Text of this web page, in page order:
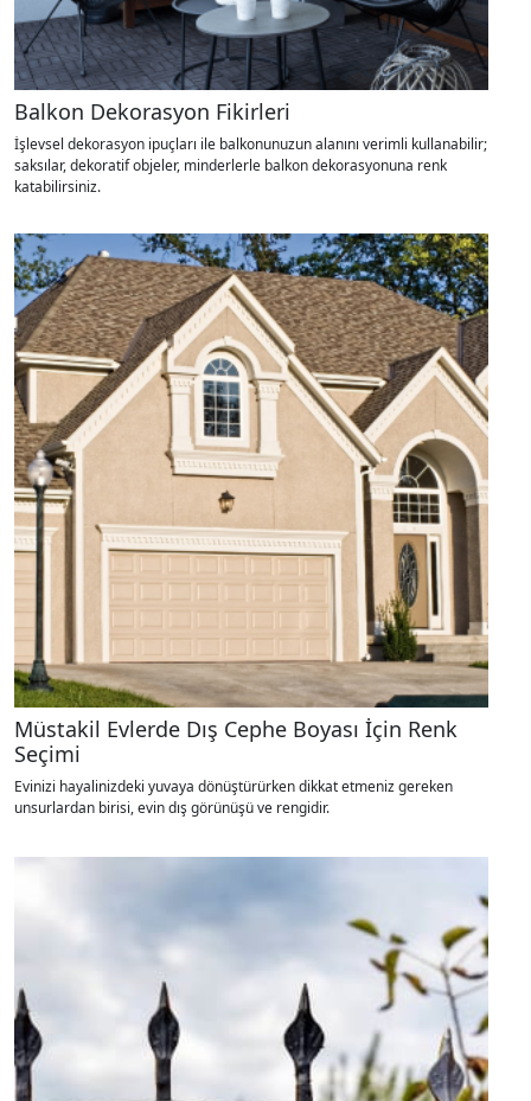
Balkon Dekorasyon Fikirleri
İşlevsel dekorasyon ipuçları ile balkonunuzun alanını verimli kullanabilir;
saksılar, dekoratif objeler, minderlerle balkon dekorasyonuna renk
katabilirsiniz.
Müstakil Evlerde Dış Cephe Boyası İçin Renk
Seçimi
Evinizi hayalinizdeki yuvaya dönüştürürken dikkat etmeniz gereken
unsurlardan birisi, evin dış görünüşü ve rengidir.